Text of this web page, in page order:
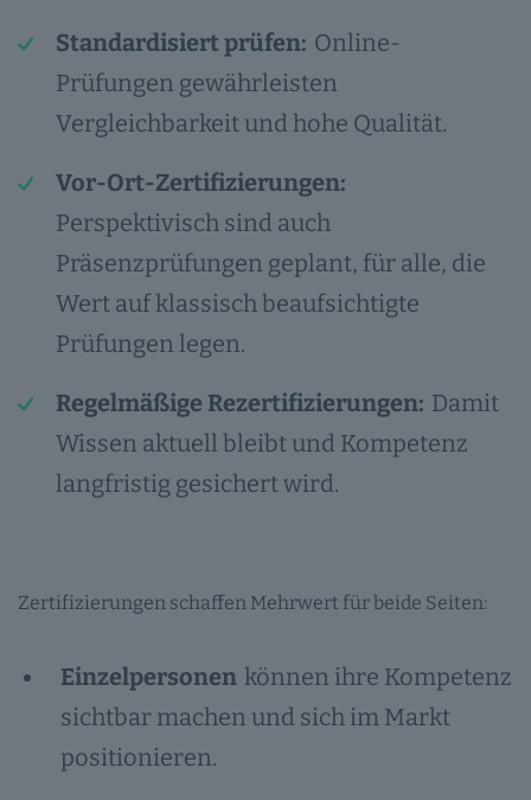
Standardisiert prüfen: Online-
Prüfungen gewährleisten
Vergleichbarkeit und hohe Qualität.
Vor-Ort-Zertifizierungen:
Perspektivisch sind auch
Präsenzprüfungen geplant, für alle, die
Wert auf klassisch beaufsichtigte
Prüfungen legen.
Regelmäßige Rezertifizierungen: Damit
Wissen aktuell bleibt und Kompetenz
langfristig gesichert wird.
Zertifizierungen schaffen Mehrwert für beide Seiten:
Einzelpersonen können ihre Kompetenz
sichtbar machen und sich im Markt
positionieren.